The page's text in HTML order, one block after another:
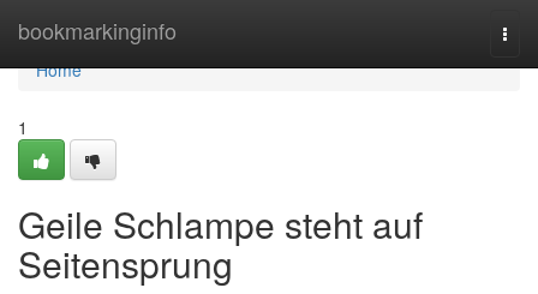
bookmarkinginfo
Home
Home
1
Geile Schlampe steht auf
Seitensprung